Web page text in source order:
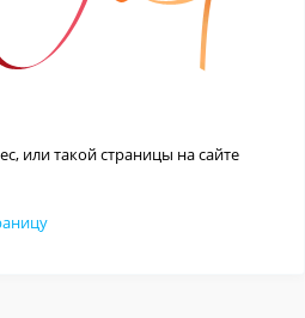
или такой страницы на сайте